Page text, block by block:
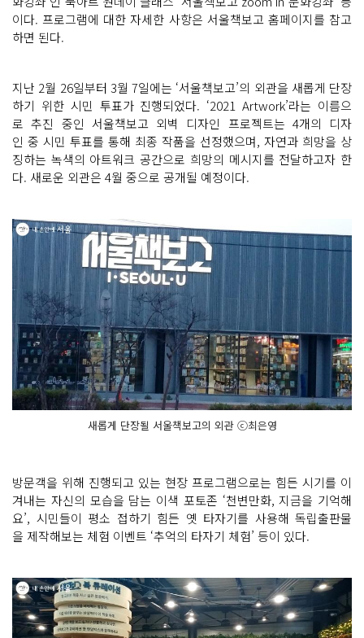
이다. 프로그램에 대한 자세한 사항은 서울책보고 홈페이지를 참고
하면 된다.
지난 2월 26일부터 3월 7일에는 ‘서울책보고’의 외관을 새롭게 단장
하기 위한 시민 투표가 진행되었다. ‘2021 Artwork’라는 이름으
로 추진 중인 서울책보고 외벽 디자인 프로젝트는 4개의 디자
인 중 시민 투표를 통해 최종 작품을 선정했으며, 자연과 희망을 상
징하는 녹색의 아트워크 공간으로 희망의 메시지를 전달하고자 한
다. 새로운 외관은 4월 중으로 공개될 예정이다.
새롭게 단장될 서울책보고의 외관 ⓒ최은영
방문객을 위해 진행되고 있는 현장 프로그램으로는 힘든 시기를 이
겨내는 자신의 모습을 담는 이색 포토존 ‘천변만화, 지금을 기억해
요’, 시민들이 평소 접하기 힘든 옛 타자기를 사용해 독립출판물
을 제작해보는 체험 이벤트 ‘추억의 타자기 체험’ 등이 있다.